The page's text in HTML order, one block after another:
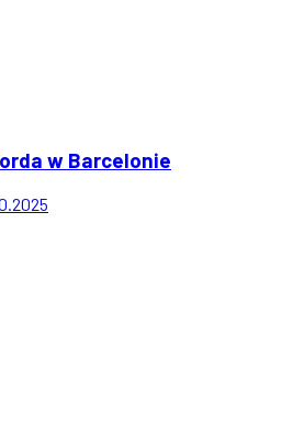
w Barcelonie